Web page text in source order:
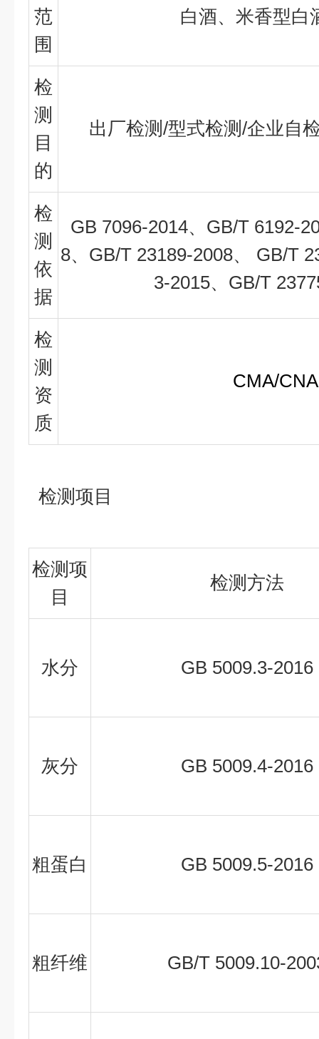
范
围
白酒、米香型白
检
测
目
的
出厂检测/型式检测/企业自
检
测
依
据
GB 7096-2014、GB/T 6192-
8、GB/T 23189-2008、 GB/T
3-2015、GB/T
检
测
资
质
CMA/
检测项目
检测项
目
检测方法
水分 GB 5009.3-2016
灰分 GB 5009.4-2016
粗蛋白 GB 5009.5-2016
粗纤维 GB/T 5009.10-